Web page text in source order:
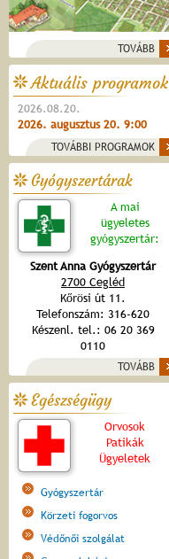
TOVÁBB
Aktuális programok
2026.08.20.
2026. augusztus 20. 9:00
TOVÁBBI PROGRAMOK
Gyógyszertárak
A mai
ügyeletes
gyógyszertár:
Szent Anna Gyógyszertár
2700 Cegléd
Kőrösi út 11.
Telefonszám: 316-620
Készenl. tel.: 06 20 369
0110
TOVÁBB
Egészségügy
Orvosok
Patikák
Ügyeletek
Gyógyszertár
Körzeti fogorvos
Védőnői szolgálat